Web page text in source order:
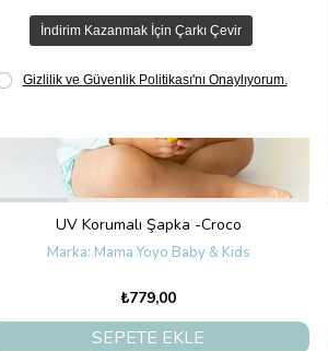
UV Korumalı Şapka -Croco
Mama Yoyo Baby & Kids
₺779,00
SEPETE EKLE